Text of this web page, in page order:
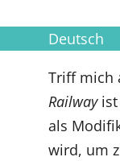
Deutsch
Triff mich
Railwayist
als
wird, um